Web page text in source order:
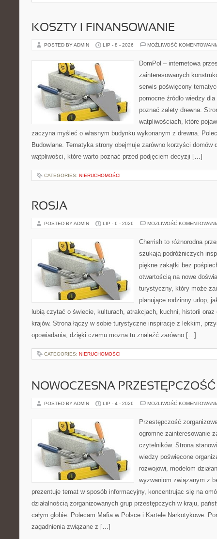
KOSZTY I FINANSOWANIE
POSTED BY ADMIN LIP - 8 - 2026 MOŻLIWOŚĆ
DomPol – internetowa
zainteresowanych
serwis poświęcony
pomocne źródło wiedzy
poznać zalety drewna.
wątpliwościach, które
zaczyna myśleć o własnym budynku wykonanym z drewna.
Budowlane. Tematyka strony obejmuje zarówno korzyści domów
wątpliwości, które warto poznać przed podjęciem decyzji […]
CATEGORIES: NIERUCHOMOŚCI
ROSJA
POSTED BY ADMIN LIP - 6 - 2026 MOŻLIWOŚĆ
Cherrish to różnorodna
szukają podróżniczych
piękne zakątki bez
otwartością na nowe
turystyczny, który może
planujące rodzinny urlop,
lubią czytać o świecie, kulturach, atrakcjach, kuchni, historii
krajów. Strona łączy w sobie turystyczne inspiracje z lekkim,
opowiadania, dzięki czemu można tu znaleźć zarówno […]
CATEGORIES: NIERUCHOMOŚCI
NOWOCZESNA PRZESTĘPCZOŚĆ
POSTED BY ADMIN LIP - 4 - 2026 MOŻLIWOŚĆ
Przestępczość
ogromne zainteresowanie
czytelników. Strona
wiedzy poświęcone
rozwojowi, modelom
wyzwaniom związanym z
prezentuje temat w sposób informacyjny, koncentrując się na
działalnością zorganizowanych grup przestępczych w kraju,
całym globie. Polecam Mafia w Polsce i Kartele Narkotykowe.
zagadnienia związane z […]